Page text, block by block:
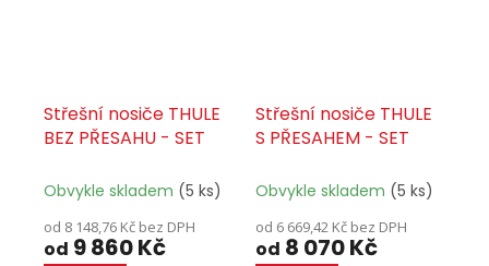
Střešní nosiče THULE
BEZ PŘESAHU - SET
Obvykle skladem (5 ks)
od 8 148,76 Kč bez DPH
od 9 860 Kč
Střešní nosiče THULE
S PŘESAHEM - SET
Obvykle skladem (5 ks)
od 6 669,42 Kč bez DPH
od 8 070 Kč